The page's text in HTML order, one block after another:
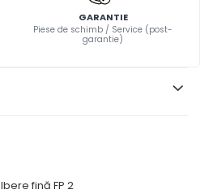
GARANTIE
Piese de schimb / Service (post-
garantie)
fină FP 2